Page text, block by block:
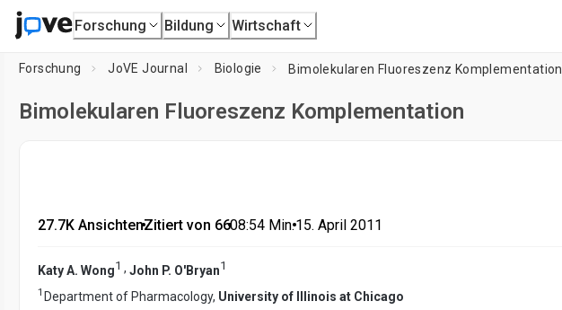
Forschung Bildung Wirtschaft
Forschung JoVE Journal Biologie Bimolekularen Fluoreszenz Komplementation
Bimolekularen Fluoreszenz Komplementation
27.7K Ansichten•Zitiert von 66•08:54 Min.•15. April 2011
Katy A. Wong1 , John P. O'Bryan1
1 Department of Pharmacology, University of Illinois at Chicago